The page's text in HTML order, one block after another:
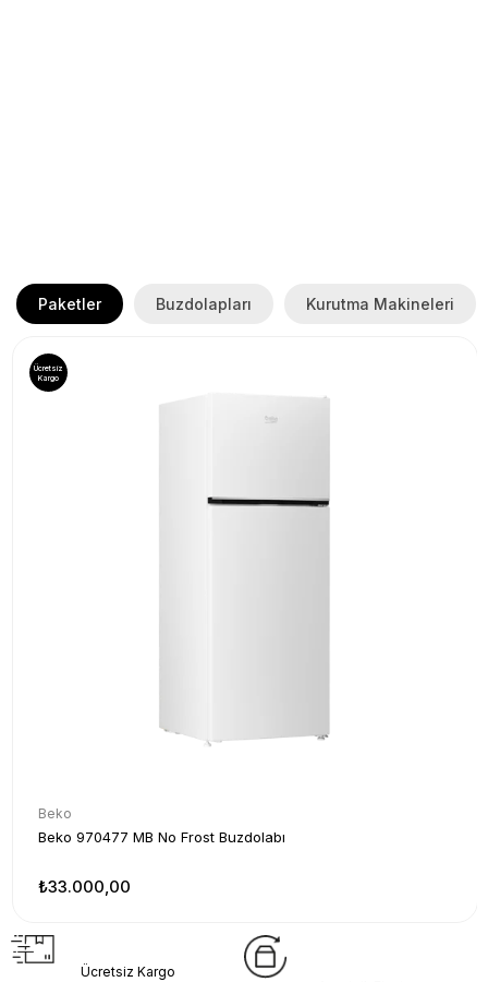
Paketler Buzdolapları Kurutma Makineleri
Beko
Beko 970477 MB No Frost Buzdolabı
₺33.000,00
Ücretsiz
Kargo
Ücretsiz
Ücretsiz
Ücretsiz Kargo